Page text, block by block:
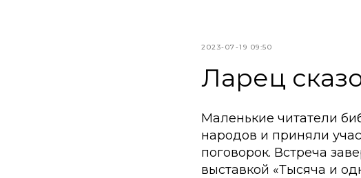
2023-07-19 09:50
Ларец
Маленькие читатели
народов и приняли
поговорок. Встреча
выставкой «Тысяча и